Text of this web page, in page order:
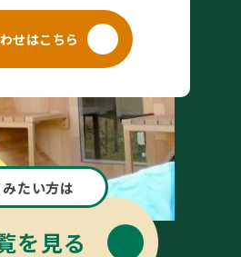
せはこちら
みたい方は
を見る